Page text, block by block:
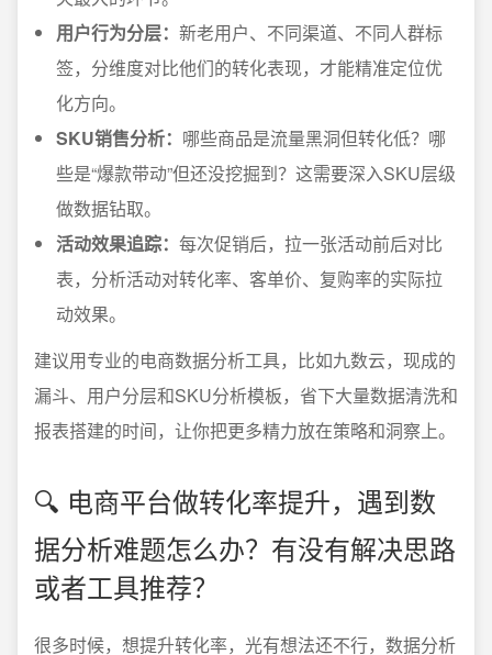
用户行为分层： 新老用户、不同渠道、不同人群标
签，分维度对比他们的转化表现，才能精准定位优
化方向。
SKU销售分析： 哪些商品是流量黑洞但转化低？哪
些是“爆款带动”但还没挖掘到？这需要深入SKU层级
做数据钻取。
活动效果追踪： 每次促销后，拉一张活动前后对比
表，分析活动对转化率、客单价、复购率的实际拉
动效果。
建议用专业的电商数据分析工具，比如九数云，现成的
漏斗、用户分层和SKU分析模板，省下大量数据清洗和
报表搭建的时间，让你把更多精力放在策略和洞察上。
🔍 电商平台做转化率提升，遇到数
据分析难题怎么办？有没有解决思路
或者工具推荐？
很多时候，想提升转化率，光有想法还不行，数据分析